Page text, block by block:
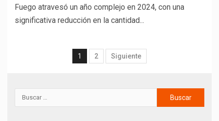
Fuego atravesó un año complejo en 2024, con una
significativa reducción en la cantidad...
1 2 Siguiente